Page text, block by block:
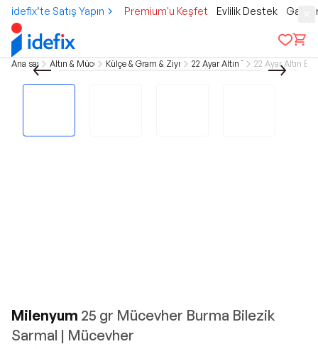
idefix’te Satış Yapın Premium'u Keşfet Evlilik Destek
Ana sayfa Altın & MücevherKülçe & Gram & Ziynet Altın22 Ayar Altın Takılar22 Ayar Altın
Milenyum 25 gr Mücevher Burma Bilezik
Sarmal | Mücevher